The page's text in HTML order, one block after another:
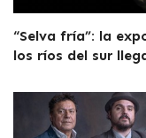
“Selva fría”: la
los ríos del sur